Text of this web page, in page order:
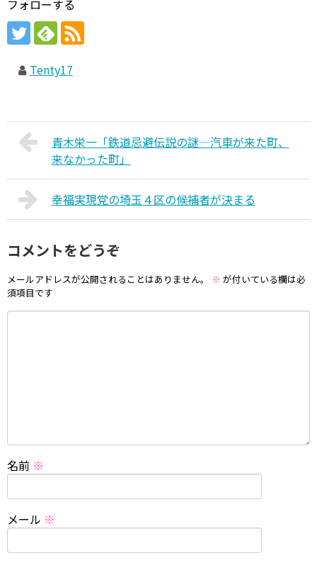
フォローする
Tenty17
青木栄一「鉄道忌避伝説の謎―汽車が来た町、
来なかった町」
幸福実現党の埼玉４区の候補者が決まる
コメントをどうぞ
メールアドレスが公開されることはありません。 ※ が付いている欄は必
須項目です
名前 ※
メール ※